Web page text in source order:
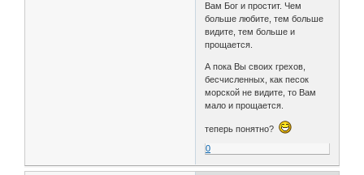
Вам Бог и простит. Чем
больше любите, тем больше
видите, тем больше и
прощается.
А пока Вы своих грехов,
бесчисленных, как песок
морской не видите, то Вам
мало и прощается.
теперь понятно?
0